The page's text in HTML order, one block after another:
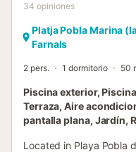
34 opiniones
Platja Pobla Marina
Farnals
2 pers. 1 dormitorio 50
Piscina exterior,
Terraza, Aire
pantalla plana, Jardín,
Located in Playa Pobla